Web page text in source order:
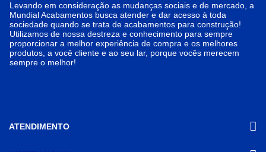
Levando em consideração as mudanças sociais e de mercado, a
Mundial Acabamentos busca atender e dar acesso à toda
sociedade quando se trata de acabamentos para construção!
Utilizamos de nossa destreza e conhecimento para sempre
proporcionar a melhor experiência de compra e os melhores
produtos, a você cliente e ao seu lar, porque vocês merecem
sempre o melhor!
ATENDIMENTO